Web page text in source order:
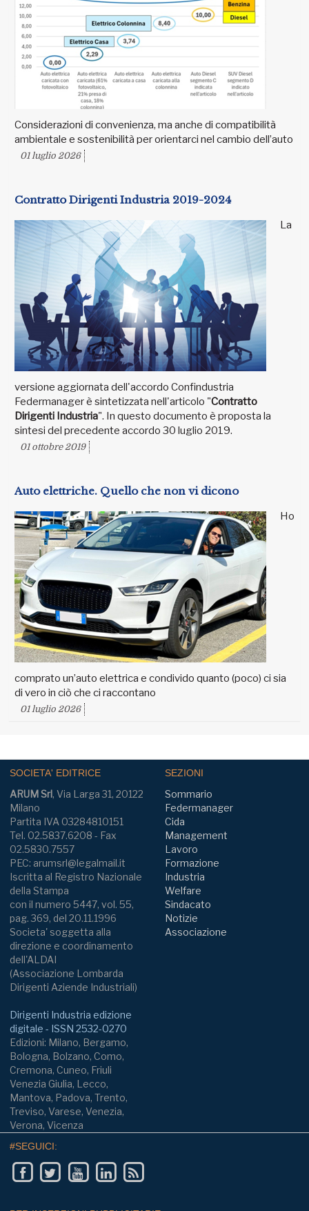
Considerazioni di convenienza, ma anche di compatibilità
ambientale e sostenibilità per orientarci nel cambio dell’auto
01 luglio 2026
Contratto Dirigenti Industria 2019-2024
La
versione aggiornata dell'accordo Confindustria
Federmanager è sintetizzata nell'articolo "Contratto
Dirigenti Industria". In questo documento è proposta la
sintesi del precedente accordo 30 luglio 2019.
01 ottobre 2019
Auto elettriche. Quello che non vi dicono
Ho
comprato un’auto elettrica e condivido quanto (poco) ci sia
di vero in ciò che ci raccontano
01 luglio 2026
SOCIETA' EDITRICE
ARUM Srl, Via Larga 31, 20122
Milano
Partita IVA 03284810151
Tel. 02.5837.6208 - Fax
02.5830.7557
PEC: arumsrl@legalmail.it
Iscritta al Registro Nazionale
della Stampa
con il numero 5447, vol. 55,
pag. 369, del 20.11.1996
Societa' soggetta alla
direzione e coordinamento
dell'ALDAI
(Associazione Lombarda
Dirigenti Aziende Industriali)
Dirigenti Industria edizione
digitale - ISSN 2532-0270
Edizioni: Milano, Bergamo,
Bologna, Bolzano, Como,
Cremona, Cuneo, Friuli
Venezia Giulia, Lecco,
Mantova, Padova, Trento,
Treviso, Varese, Venezia,
Verona, Vicenza
SEZIONI
Sommario
Federmanager
Cida
Management
Lavoro
Formazione
Industria
Welfare
Sindacato
Notizie
Associazione
#SEGUICI: